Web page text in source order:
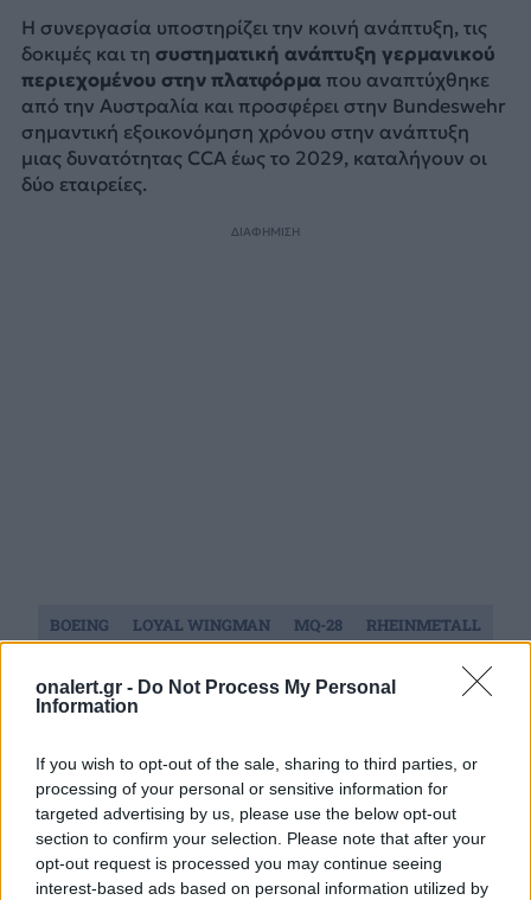
onalert.gr - Do Not Process My Personal
Information
If you wish to opt-out of the sale, sharing to third parties, or
processing of your personal or sensitive information for
targeted advertising by us, please use the below opt-out
section to confirm your selection. Please note that after your
opt-out request is processed you may continue seeing
interest-based ads based on personal information utilized by
Η συνεργασία υποστηρίζει την κοινή ανάπτυξη, τις
δοκιμές και τη συστηματική ανάπτυξη γερμανικού
περιεχομένου στην πλατφόρμαπου αναπτύχθηκε
από την Αυστραλία και προσφέρει στην Bundeswehr
σημαντική εξοικονόμηση χρόνου στην ανάπτυξη
μιας δυνατότητας CCA έως το 2029, καταλήγουν οι
δύο εταιρείες.
ΔΙΑΦΗΜΙΣΗ
News και μάθετε πρώτοι όλες τις ειδήσεις
για την άμυνα.
BOEING LOYAL WINGMAN MQ-28
RHEINMETALL